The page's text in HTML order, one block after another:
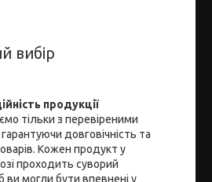
вибір
продукції
тільки з перевіреними
довговічність та
Кожен продукт у
проходить суворий
могли бути впевнені у